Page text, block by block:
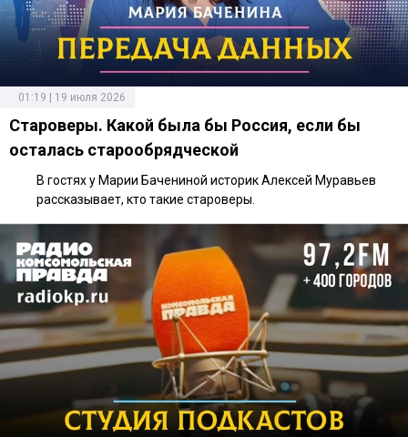
01:19 | 19 июля 2026
Староверы. Какой была бы Россия, если бы
осталась старообрядческой
В гостях у Марии Бачениной историк Алексей Муравьев
рассказывает, кто такие староверы.